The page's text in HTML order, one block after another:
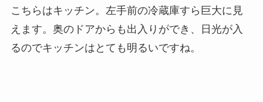
こちらはキッチン。左手前の冷蔵庫すら巨大に見
えます。奥のドアからも出入りができ、日光が入
るのでキッチンはとても明るいですね。